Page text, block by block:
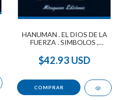
HANUMAN . EL DIOS DE LA
FUERZA . SIMBOLOS ,
CULTO
$42.93 USD